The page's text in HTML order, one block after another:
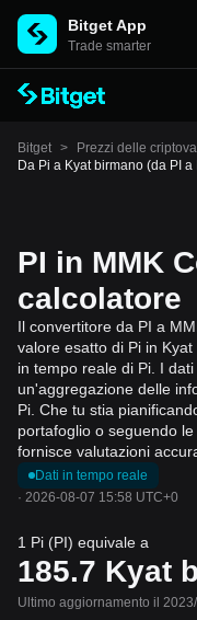
Bitget App
Trade smarter
Bitget > Prezzi delle
Da Pi a Kyat birmano (da PI a
PI in MMK
calcolatore
Il convertitore da PI a
valore esatto di Pi in
in tempo reale di Pi. I
un'aggregazione delle
Pi. Che tu stia
portafoglio o seguendo
fornisce valutazioni
Dati in tempo reale
· 2026-08-07 15:58 UTC+0
1 Pi (PI) equivale a
185.7 Kyat
Ultimo aggiornamento il